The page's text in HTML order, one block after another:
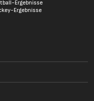
Ergebnisse
Ergebnisse